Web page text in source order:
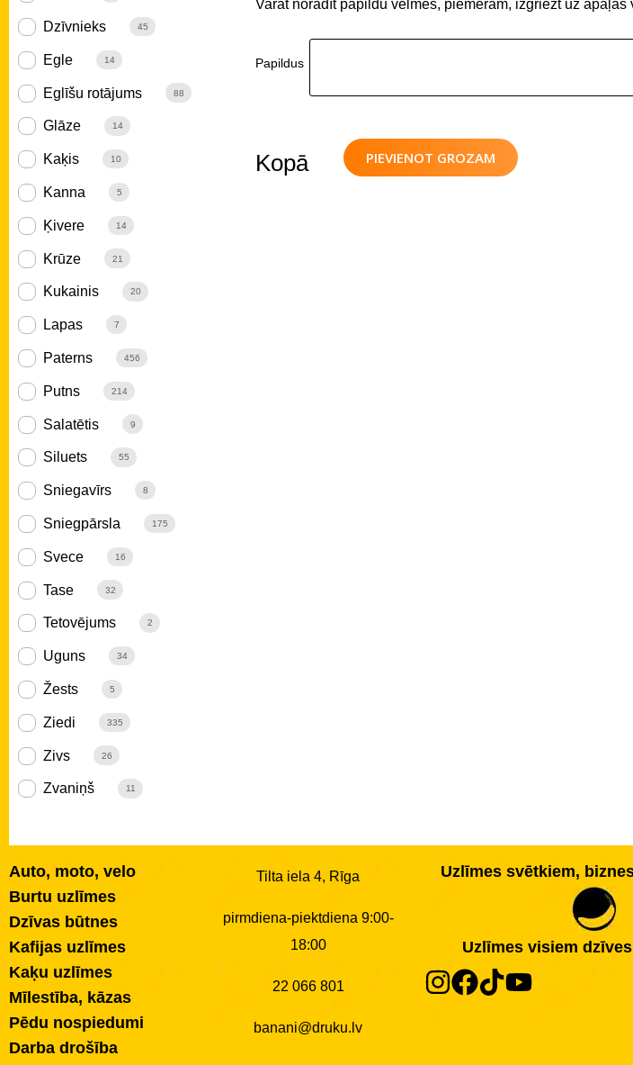
Dzīvnieks 45
Egle 14
Eglīšu rotājums 88
Glāze 14
Kaķis 10
Kanna 5
Ķivere 14
Krūze 21
Kukainis 20
Lapas 7
Paterns 456
Putns 214
Salatētis 9
Siluets 55
Sniegavīrs 8
Sniegpārsla 175
Svece 16
Tase 32
Tetovējums 2
Uguns 34
Žests 5
Ziedi 335
Zivs 26
Zvaniņš 11
Varat norādīt papildu vēlmes, piemēram, izgriezt uz
Papildus
PIEVIENOT GROZAM
Kopā
Auto, moto, velo
Burtu uzlīmes
Dzīvas būtnes
Kafijas uzlīmes
Kaķu uzlīmes
Mīlestība, kāzas
Pēdu nospiedumi
Darba drošība
Tilta iela 4, Rīga
pirmdiena-piektdiena 9:00-
18:00
22 066 801
banani@druku.lv
Uzlīmes svētkiem,
Uzlīmes visiem